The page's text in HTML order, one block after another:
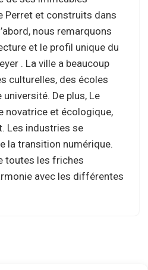
Perret et construits dans
nous remarquons
et le profil unique du
. La ville a beaucoup
culturelles, des écoles
De plus, Le
novatrice et écologique,
Les industries se
la transition numérique.
toutes les friches
avec les différentes